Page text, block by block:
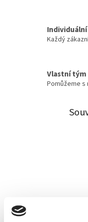
Každý
Vlastní
Pomůžeme